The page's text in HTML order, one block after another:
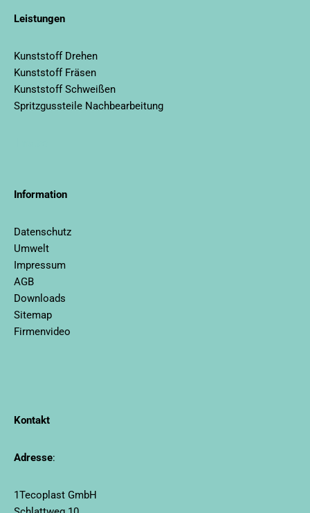
Leistungen
Kunststoff Drehen
Kunststoff Fräsen
Kunststoff Schweißen
Spritzgussteile Nachbearbeitung
Information
Datenschutz
Umwelt
Impressum
AGB
Downloads
Sitemap
Firmenvideo
Kontakt
Adresse:
1Tecoplast GmbH